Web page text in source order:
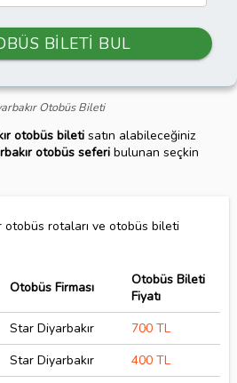
BİLETİ BUL
Otobüs Bileti
otobüs biletisatın alabileceğiniz
otobüs seferibulunan seçkin
otobüs rotaları ve otobüs bileti
Otobüs Firması
Otobüs Bileti
Fiyatı
Star Diyarbakır
700 TL
Star Diyarbakır
400 TL